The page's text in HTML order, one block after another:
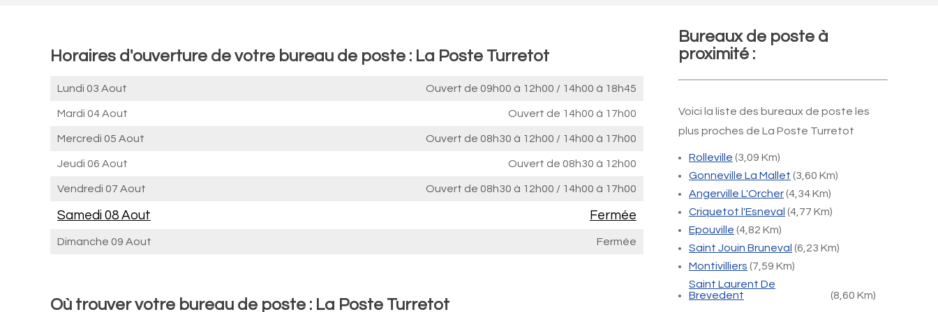
Horaires d'ouverture de votre bureau de poste : La Poste Turretot
Lundi 03 Aout Ouvert de 09h00 à 12h00 / 14h00 à 18h45
Mardi 04 Aout Ouvert de 14h00 à 17h00
Mercredi 05 Aout Ouvert de 08h30 à 12h00 / 14h00 à 17h00
Jeudi 06 Aout Ouvert de 08h30 à 12h00
Vendredi 07 Aout Ouvert de 08h30 à 12h00 / 14h00 à 17h00
Samedi 08 Aout Fermée
Dimanche 09 Aout Fermée
Où trouver votre bureau de poste : La Poste Turretot
Bureaux de poste à
proximité :
Voici la liste des bureaux de poste les
plus proches de La Poste Turretot
Rolleville (3,09 Km)
Gonneville La Mallet (3,60 Km)
Angerville L'Orcher(4,34 Km)
Criquetot l'Esneval (4,77 Km)
Epouville (4,82 Km)
Saint Jouin Bruneval (6,23 Km)
Montivilliers (7,59 Km)
Saint Laurent De
Brevedent
(8,60 Km)